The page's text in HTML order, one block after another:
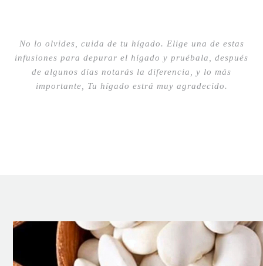
No lo olvides, cuida de tu hígado. Elige una de estas
infusiones para depurar el hígado y pruébala, después
de algunos días notarás la diferencia, y lo más
importante, Tu hígado estrá muy agradecido.